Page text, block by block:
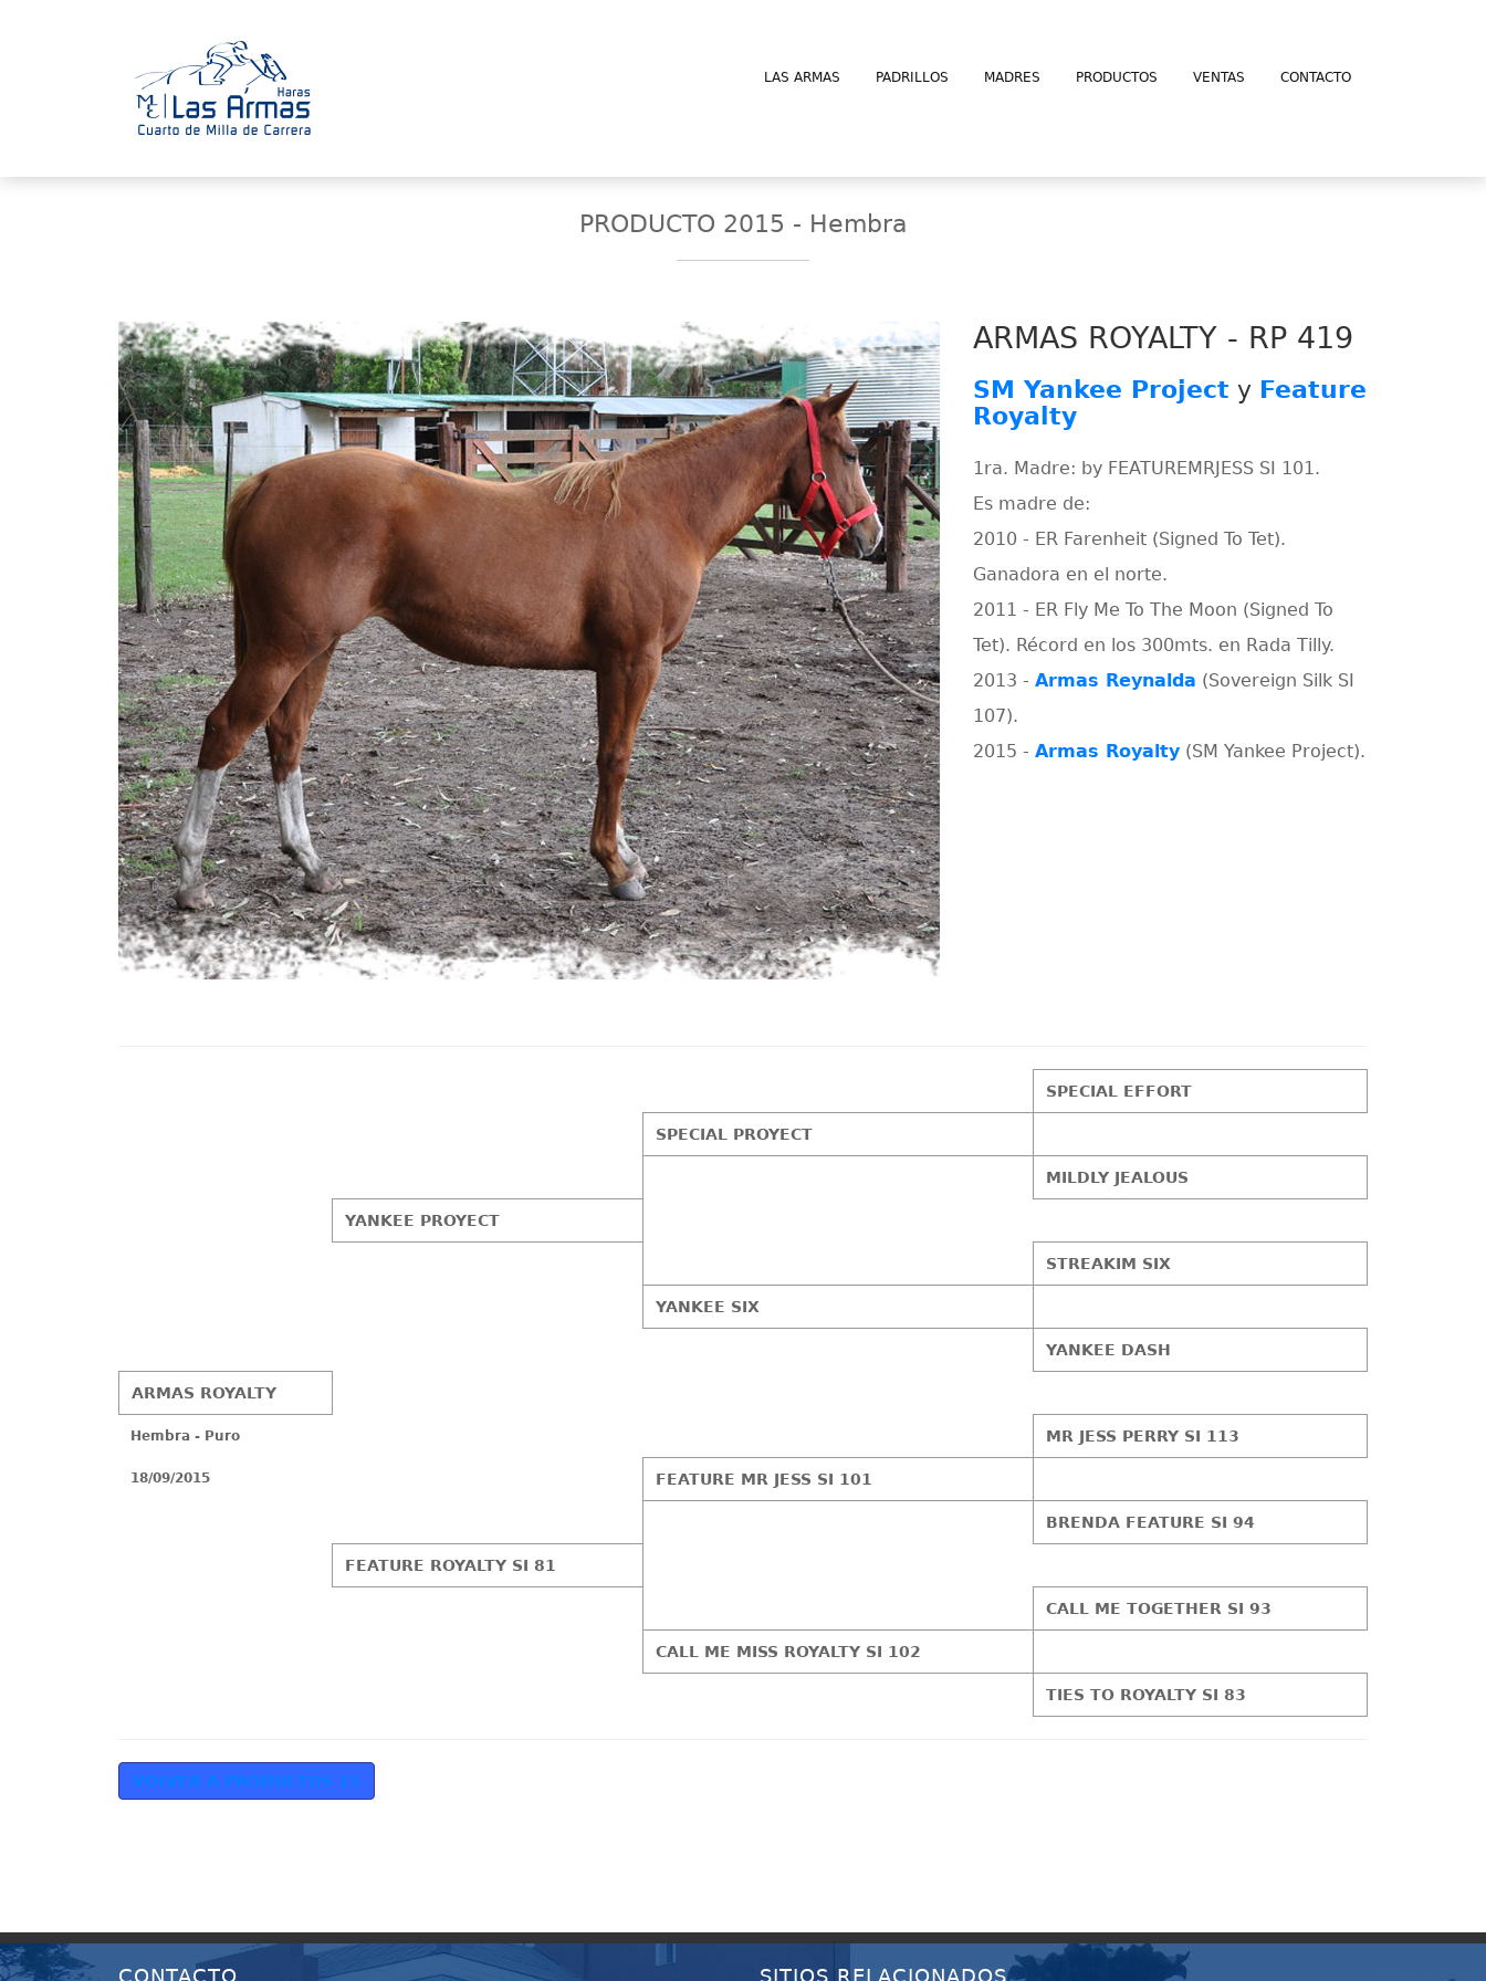
LAS ARMAS PADRILLOS MADRES PRODUCTOS VENTAS CONTACTO
PRODUCTO 2015 - Hembra
ARMAS ROYALTY - RP 419
SM Yankee Project y Feature
Royalty
1ra. Madre: by FEATUREMRJESS SI 101.
Es madre de:
2010 - ER Farenheit (Signed To Tet).
Ganadora en el norte.
2011 - ER Fly Me To The Moon (Signed To
Tet). Récord en los 300mts. en Rada Tilly.
2013 -Armas Reynalda (Sovereign Silk SI
107).
2015 -Armas Royalty (SM Yankee Project).
SPECIAL EFFORT
SPECIAL PROYECT
MILDLY JEALOUS
YANKEE PROYECT
STREAKIM SIX
YANKEE SIX
YANKEE DASH
ARMAS ROYALTY
Hembra - Puro MR JESS PERRY SI 113
18/09/2015 FEATURE MR JESS SI 101
BRENDA FEATURE SI 94
FEATURE ROYALTY SI 81
CALL ME TOGETHER SI 93
CALL ME MISS ROYALTY SI 102
TIES TO ROYALTY SI 83
VOLVER A PRODUCTOS 15
CONTACTO SITIOS RELACIONADOS